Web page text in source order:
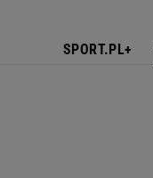
SPORT.PL+